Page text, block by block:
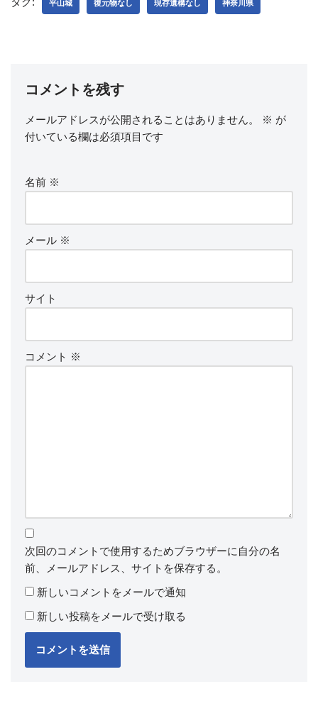
平山城 復元物なし 現存遺構なし 神奈川県
コメントを残す
メールアドレスが公開されることはありません。 ※ が
付いている欄は必須項目です
名前 ※
メール ※
サイト
コメント ※
次回のコメントで使用するためブラウザーに自分の名
前、メールアドレス、サイトを保存する。
新しいコメントをメールで通知
新しい投稿をメールで受け取る